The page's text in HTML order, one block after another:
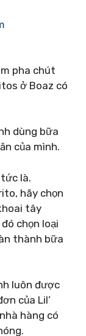
pha chút
ở Boaz có
dùng bữa
của mình.
là.
hãy chọn
tây
chọn loại
thành bữa
luôn được
của Lil’
hàng có